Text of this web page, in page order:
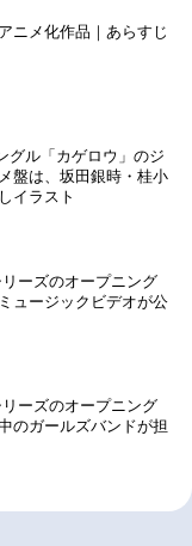
ニメ化作品｜あらすじ
グル「カゲロウ」のジ
盤は、坂田銀時・桂小
イラスト
ーズのオープニング
ュージックビデオが公
ーズのオープニング
のガールズバンドが担